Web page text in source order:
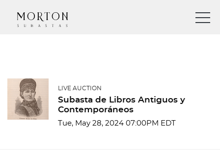
LIVE AUCTION
Subasta de Libros Antiguos y
Contemporáneos
Tue, May 28, 2024 07:00PM EDT